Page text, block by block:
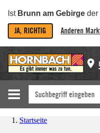
Ist Brunn am Gebirge der
JA, RICHTIG Anderen
Startseite